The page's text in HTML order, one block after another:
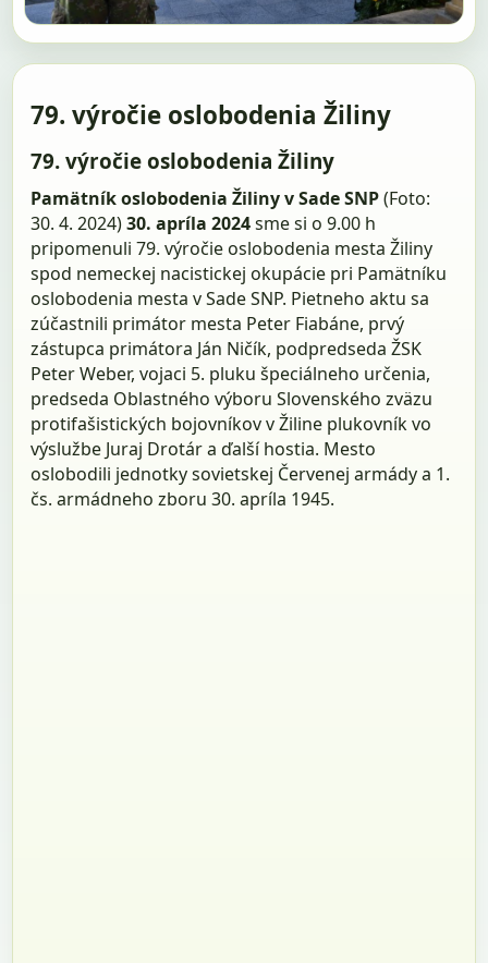
79. výročie oslobodenia Žiliny
79. výročie oslobodenia Žiliny
Pamätník oslobodenia Žiliny v Sade SNP(Foto:
30. 4. 2024)30. apríla 2024sme si o 9.00 h
pripomenuli 79. výročie oslobodenia mesta Žiliny
spod nemeckej nacistickej okupácie pri Pamätníku
oslobodenia mesta v Sade SNP. Pietneho aktu sa
zúčastnili primátor mesta Peter Fiabáne, prvý
zástupca primátora Ján Ničík, podpredseda ŽSK
Peter Weber, vojaci 5. pluku špeciálneho určenia,
predseda Oblastného výboru Slovenského zväzu
protifašistických bojovníkov v Žiline plukovník vo
výslužbe Juraj Drotár a ďalší hostia. Mesto
oslobodili jednotky sovietskej Červenej armády a 1.
čs. armádneho zboru 30. apríla 1945.